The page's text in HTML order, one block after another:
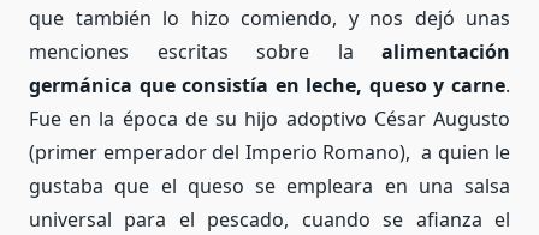
que también lo hizo comiendo, y nos dejó unas
menciones escritas sobre la alimentación
germánica que consistía en leche, queso y carne.
Fue en la época de su hijo adoptivo César Augusto
(primer emperador del Imperio Romano), a quien le
gustaba que el queso se empleara en una salsa
universal para el pescado, cuando se afianza el